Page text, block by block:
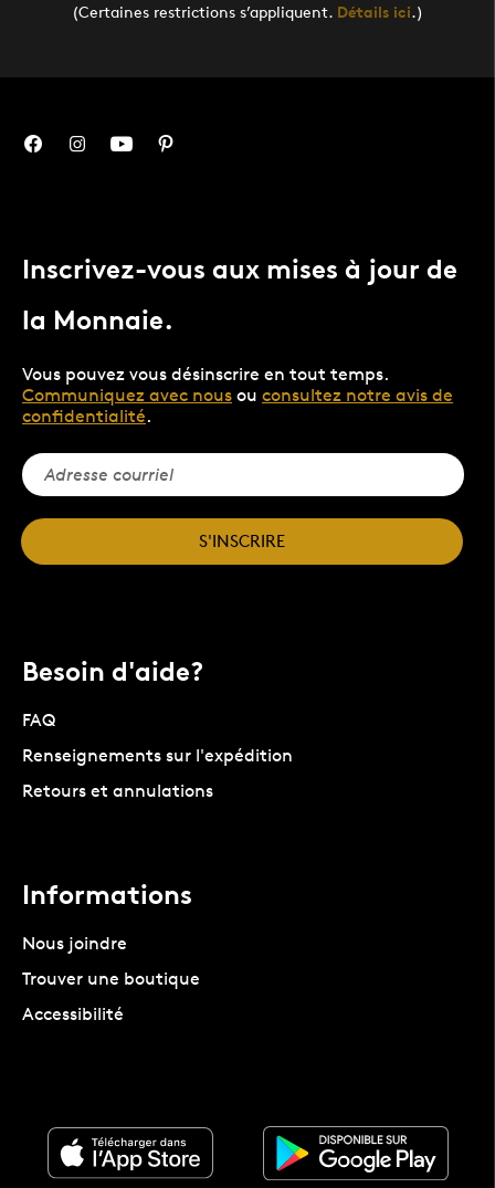
(Certaines restrictions s’appliquent. Détails ici.)
Inscrivez-vous aux mises à jour de
la Monnaie.
Vous pouvez vous désinscrire en tout temps.
Communiquez avec nous ou consultez notre avis de
confidentialité.
S'INSCRIRE
Besoin d'aide?
FAQ
Renseignements sur l'expédition
Retours et annulations
Informations
Nous joindre
Trouver une boutique
Accessibilité